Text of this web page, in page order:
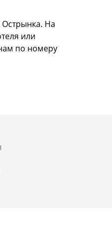
Острынка. На
или
по номеру